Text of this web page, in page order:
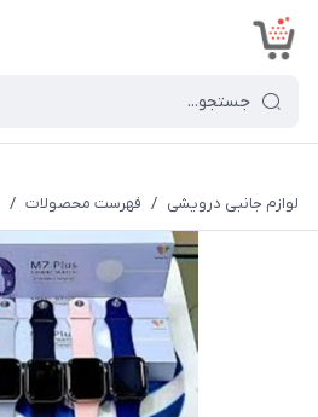
لوازم جانبی درویشی / فهرست محصولات /